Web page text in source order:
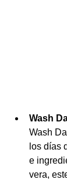
Wash
Wash
los días
e
vera,